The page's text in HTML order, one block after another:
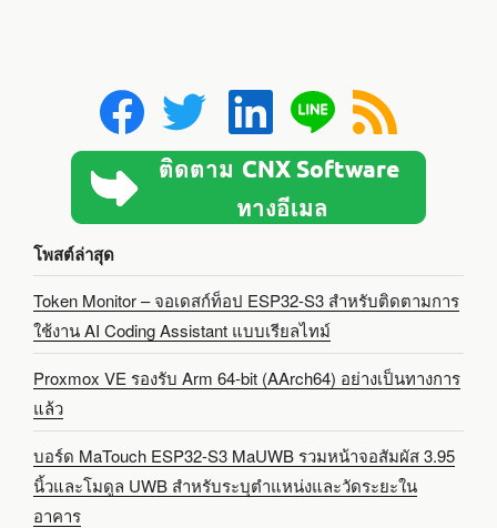
โพสต์ล่าสุด
Token Monitor – จอเดสก์ท็อป ESP32-S3 สำหรับติดตามการ
ใช้งาน AI Coding Assistant แบบเรียลไทม์
Proxmox VE รองรับ Arm 64-bit (AArch64) อย่างเป็นทางการ
แล้ว
บอร์ด MaTouch ESP32-S3 MaUWB รวมหน้าจอสัมผัส 3.95
นิ้วและโมดูล UWB สำหรับระบุตำแหน่งและวัดระยะใน
อาคาร